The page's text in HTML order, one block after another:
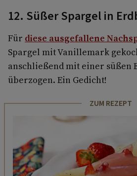
12. Süßer Spargel in
Für diese ausgefallene
Spargel mit Vanillemark
anschließend mit einer süßen
überzogen. Ein Gedicht!
ZUM REZEPT